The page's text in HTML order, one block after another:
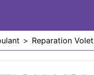
> Reparation